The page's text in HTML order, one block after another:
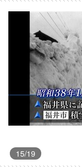
15/19